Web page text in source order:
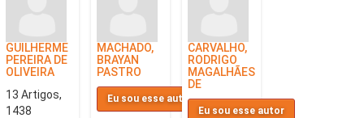
GUILHERME
PEREIRA DE
OLIVEIRA
13 Artigos,
1438
MACHADO,
BRAYAN
PASTRO
Eu sou esse autor
CARVALHO,
RODRIGO
MAGALHÃES
DE
Eu sou esse autor